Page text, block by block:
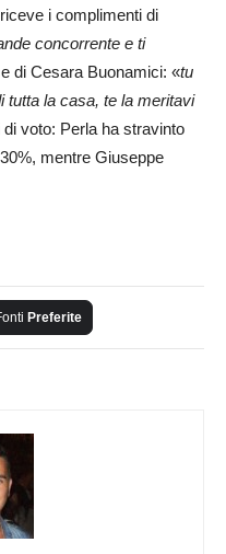
i complimenti di
concorrente e ti
di Cesara Buonamici: «tu
tutta la casa, te la meritavi
voto: Perla ha stravinto
mentre Giuseppe
Preferite